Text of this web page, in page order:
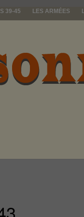
39-45 LES ARMÉES